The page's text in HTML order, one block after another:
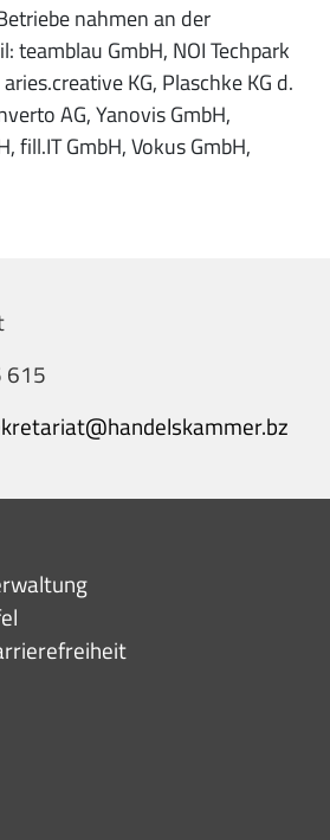
nahmen an der
teamblau GmbH, NOI Techpark
KG, Plaschke KG d.
AG, Yanovis GmbH,
fill.IT GmbH, Vokus GmbH,
615